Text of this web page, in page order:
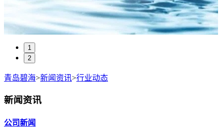
1
2
青岛碧海>新闻资讯>行业动态
新闻资讯
公司新闻